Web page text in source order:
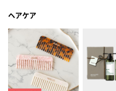
ヘアケア